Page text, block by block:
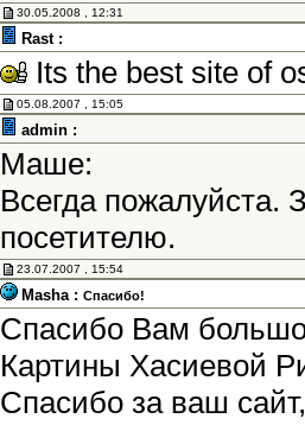
30.05.2008 , 12:31
Rast :
Its the best site of
05.08.2007 , 15:05
admin :
Маше:
Всегда
посетителю.
23.07.2007 , 15:54
Masha : Спасибо!
Спасибо Вам
Картины Хасиевой
Спасибо за ваш